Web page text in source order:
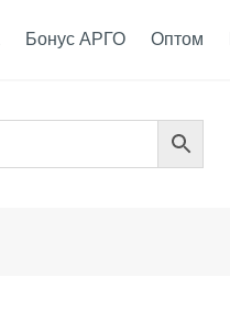
Бонус АРГО Оптом